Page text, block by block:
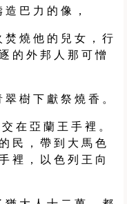
巴 力 的 像 ，
焚 燒 他 的 兒 女 ， 行
的 外 邦 人 那 可 憎
樹 下 獻 祭 燒 香 。
在 亞 蘭 王 手 裡 。
民 ， 帶 到 大 馬 色
裡 ， 以 色 列 王 向